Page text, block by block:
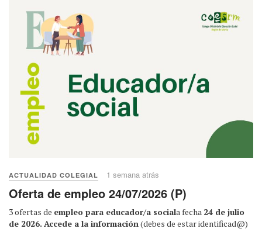
ACTUALIDAD COLEGIAL 1 semana atrás
Oferta de empleo 24/07/2026 (P)
3 ofertas de empleo para educador/a sociala fecha 24 de julio
de 2026. Accede a la información(debes de estar identificad@)